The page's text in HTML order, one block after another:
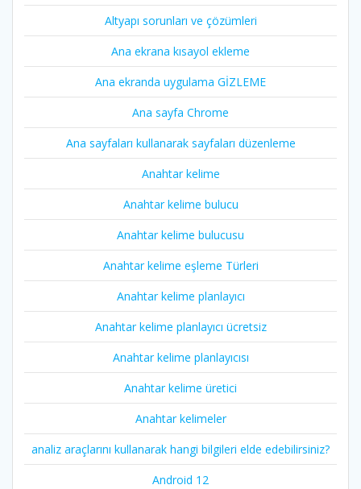
Altyapı sorunları ve çözümleri
Ana ekrana kısayol ekleme
Ana ekranda uygulama GİZLEME
Ana sayfa Chrome
Ana sayfaları kullanarak sayfaları düzenleme
Anahtar kelime
Anahtar kelime bulucu
Anahtar kelime bulucusu
Anahtar kelime eşleme Türleri
Anahtar kelime planlayıcı
Anahtar kelime planlayıcı ücretsiz
Anahtar kelime planlayıcısı
Anahtar kelime üretici
Anahtar kelimeler
analiz araçlarını kullanarak hangi bilgileri elde edebilirsiniz?
Android 12